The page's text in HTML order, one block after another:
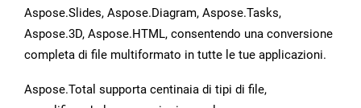
Aspose.Slides, Aspose.Diagram, Aspose.Tasks,
Aspose.3D, Aspose.HTML, consentendo una conversione
completa di file multiformato in tutte le tue applicazioni.
Aspose.Total supporta centinaia di tipi di file,